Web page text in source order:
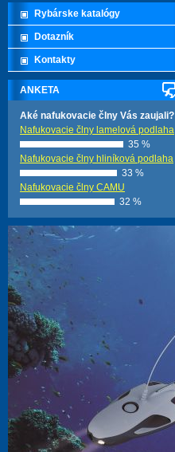
Rybárske katalógy
Dotazník
Kontakty
ANKETA
Aké nafukovacie člny Vás zaujali?
Nafukovacie člny lamelová podlaha
35 %
Nafukovacie člny hliníková podlaha
33 %
Nafukovacie člny CAMU
32 %